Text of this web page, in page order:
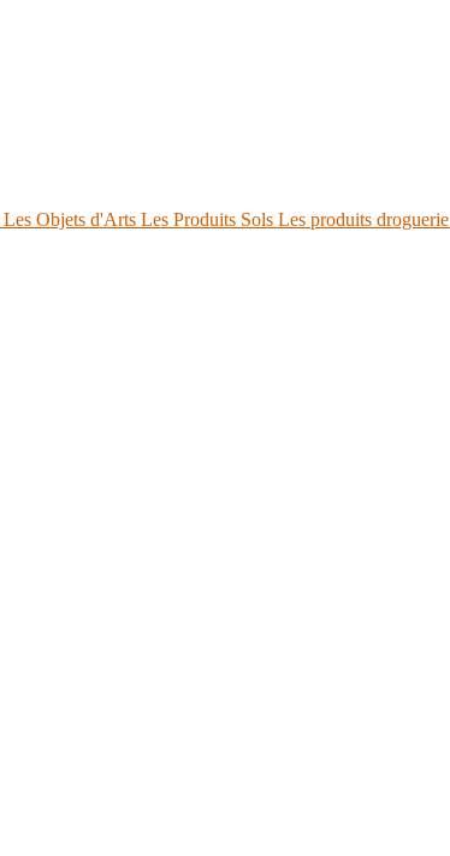
Les Objets d'Arts Les Produits Sols Les produits droguerie